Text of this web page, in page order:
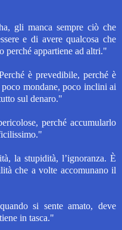
gli manca sempre ciò che
e di avere qualcosa che
perché appartiene ad altri."
è prevedibile, perché è
mondane, poco inclini ai
sul denaro."
perché accumularlo
la stupidità, l’ignoranza. È
che a volte accomunano il
si sente amato, deve
in tasca."